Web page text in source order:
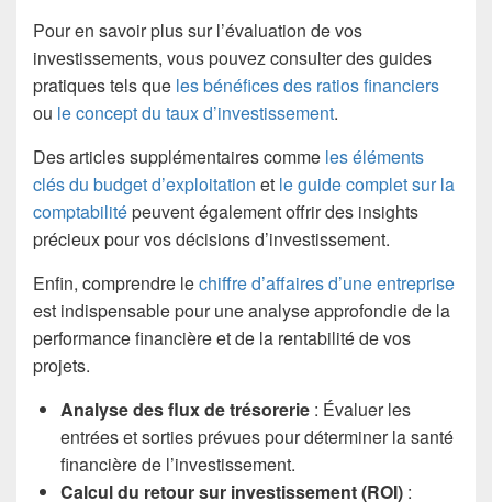
Pour en savoir plus sur l’évaluation de vos
investissements, vous pouvez consulter des guides
pratiques tels que les bénéfices des ratios financiers
ou le concept du taux d’investissement.
Des articles supplémentaires comme les éléments
clés du budget d’exploitation et le guide complet sur la
comptabilitépeuvent également offrir des insights
précieux pour vos décisions d’investissement.
Enfin, comprendre lechiffre d’affaires d’une entreprise
est indispensable pour une analyse approfondie de la
performance financière et de la rentabilité de vos
projets.
Analyse des flux de trésorerie : Évaluer les
entrées et sorties prévues pour déterminer la santé
financière de l’investissement.
Calcul du retour sur investissement (ROI) :